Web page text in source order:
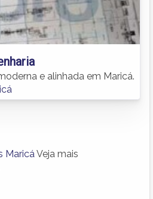
e alinhada em Maricá.
Maricá Veja mais